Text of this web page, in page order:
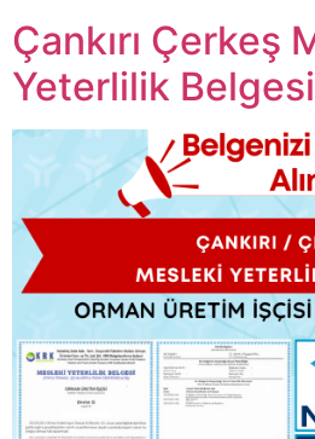
Çankırı Çerkeş
Yeterlilik Belgesi